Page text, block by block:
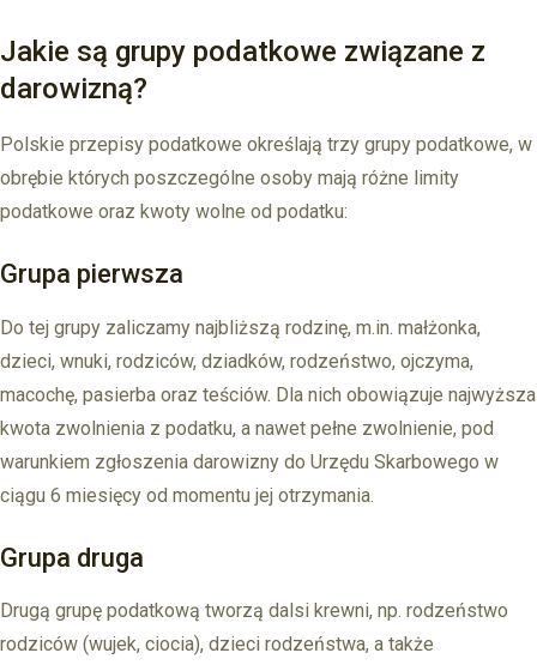
Jakie są grupy podatkowe związane z
darowizną?
Polskie przepisy podatkowe określają trzy grupy podatkowe, w
obrębie których poszczególne osoby mają różne limity
podatkowe oraz kwoty wolne od podatku:
Grupa pierwsza
Do tej grupy zaliczamy najbliższą rodzinę, m.in. małżonka,
dzieci, wnuki, rodziców, dziadków, rodzeństwo, ojczyma,
macochę, pasierba oraz teściów. Dla nich obowiązuje najwyższa
kwota zwolnienia z podatku, a nawet pełne zwolnienie, pod
warunkiem zgłoszenia darowizny do Urzędu Skarbowego w
ciągu 6 miesięcy od momentu jej otrzymania.
Grupa druga
Drugą grupę podatkową tworzą dalsi krewni, np. rodzeństwo
rodziców (wujek, ciocia), dzieci rodzeństwa, a także